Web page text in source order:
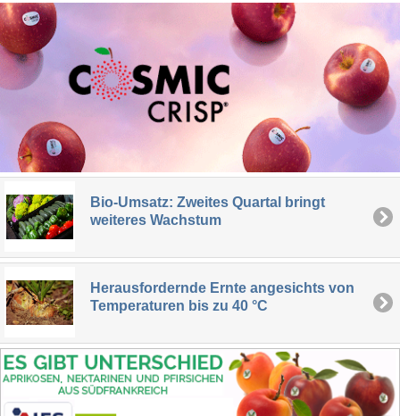
Bio-Umsatz: Zweites Quartal bringt
weiteres Wachstum
Herausfordernde Ernte angesichts von
Temperaturen bis zu 40 °C